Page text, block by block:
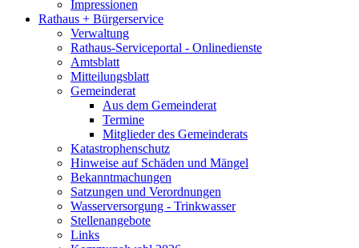
Impressionen
Rathaus + Bürgerservice
Verwaltung
Rathaus-Serviceportal - Onlinedienste
Amtsblatt
Mitteilungsblatt
Gemeinderat
Aus dem Gemeinderat
Termine
Mitglieder des Gemeinderats
Katastrophenschutz
Hinweise auf Schäden und Mängel
Bekanntmachungen
Satzungen und Verordnungen
Wasserversorgung - Trinkwasser
Stellenangebote
Links